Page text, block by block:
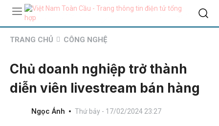
TRANG CHỦ CÔNG NGHỆ
Chủ doanh nghiệp trở thành
diễn viên livestream bán hàng
Ngọc Ánh Thứ bảy - 17/02/2024 23:27